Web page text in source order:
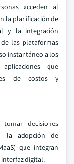
acceden al
la planificación de
y la integración
las plataformas
instantáneo a los
que
de costos y
decisiones
la adopción de
que integran
digital.